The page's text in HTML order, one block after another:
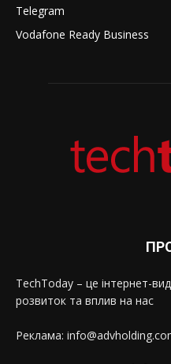
Telegram
Vodafone Ready Business
TechToday – це інтернет-
розвиток та вплив на нас
Реклама: